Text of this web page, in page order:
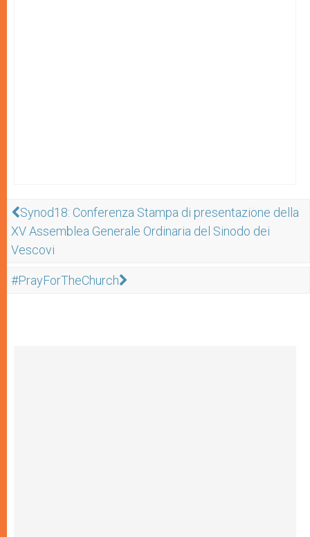
Synod18: Conferenza Stampa di presentazione della
XV Assemblea Generale Ordinaria del Sinodo dei
Vescovi
#PrayForTheChurch